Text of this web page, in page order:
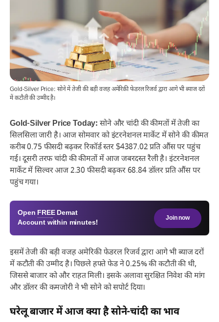
Gold-Silver Price: सोने में तेजी की बड़ी वजह अमेरिकी फेडरल रिजर्व द्वारा आगे भी ब्याज दरों
में कटौती की उम्मीद है।
Gold-Silver Price Today: सोने और चांदी की कीमतों में तेजी का
सिलसिला जारी है। आज सोमवार को इंटरनेशनल मार्केट में सोने की कीमत
करीब 0.75 फीसदी बढ़कर रिकॉर्ड स्तर $4387.02 प्रति औंस पर पहुंच
गई। दूसरी तरफ चांदी की कीमतों में आज जबरदस्त रैली है। इंटरनेशनल
मार्केट में सिल्वर आज 2.30 फीसदी बढ़कर 68.84 डॉलर प्रति औंस पर
पहुंच गया।
Open FREE Demat
Account within minutes!
Join now
इसमें तेजी की बड़ी वजह अमेरिकी फेडरल रिजर्व द्वारा आगे भी ब्याज दरों
में कटौती की उम्मीद है। पिछले हफ्ते फेड ने 0.25% की कटौती की थी,
जिससे बाजार को और राहत मिली। इसके अलावा सुरक्षित निवेश की मांग
और डॉलर की कमजोरी ने भी सोने को सपोर्ट दिया।
घरेलू बाजार में आज क्या है सोने-चांदी का भाव